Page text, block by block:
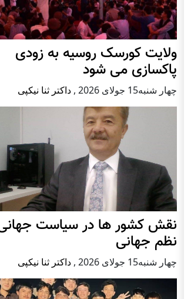
ولایت کورسک روسیه به زودی
پاکسازی می شود
چهار شنبه15 جولای 2026 , داکتر ثنا نیکپی
نقش کشور ها در سیاست
نظم جهانی
چهار شنبه15 جولای 2026 , داکتر ثنا نیکپی